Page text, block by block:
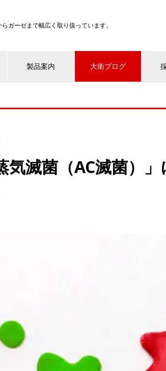
ガーゼまで幅広く取り扱っています。
製品案内 大衛ブログ
気滅菌（AC滅菌）